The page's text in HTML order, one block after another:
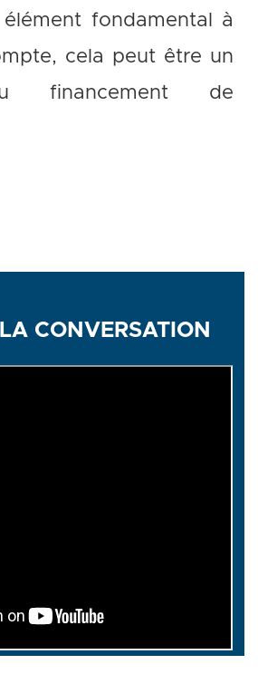
fondamental à
cela peut être un
financement de
CONVERSATION